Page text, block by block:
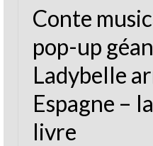
Conte
pop-up
Ladybelle
Espagne –
livre